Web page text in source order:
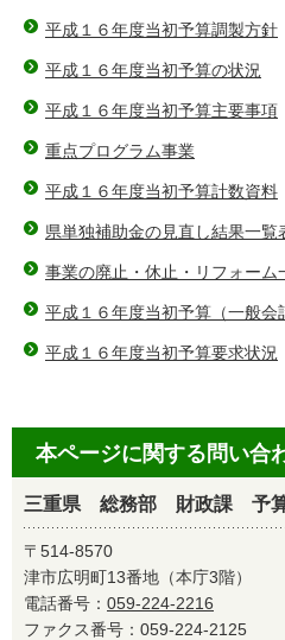
平成１６年度当初予算調製方針
平成１６年度当初予算の状況
平成１６年度当初予算主要事項
重点プログラム事業
平成１６年度当初予算計数資料
県単独補助金の見直し結果一覧
事業の廃止・休止・リフォーム
平成１６年度当初予算（一般会
平成１６年度当初予算要求状況
本ページに関する問い合
三重県 総務部 財政課 予
〒514-8570
津市広明町13番地（本庁3階）
電話番号： 059-224-2216
ファクス番号：059-224-2125